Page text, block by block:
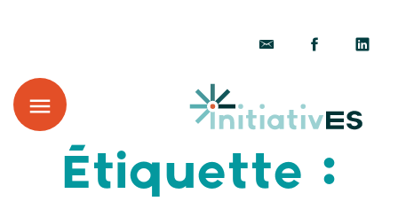
Étiquette :